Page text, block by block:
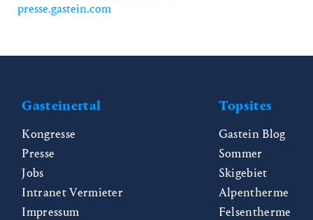
presse.gastein.com
Gasteinertal
Kongresse
Presse
Jobs
Intranet Vermieter
Impressum
Topsites
Gastein Blog
Sommer
Skigebiet
Alpentherme
Felsentherme